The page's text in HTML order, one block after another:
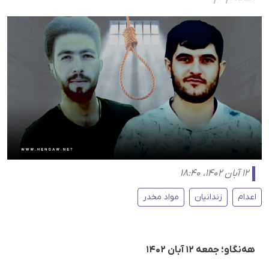
۱۲ آبان ۱۴۰۲، ۱۸:۴۰
اعدام زندانیان مواد مخدر
هه‌نگاو؛ جمعه ۱۲ آبان ۱۴۰۲